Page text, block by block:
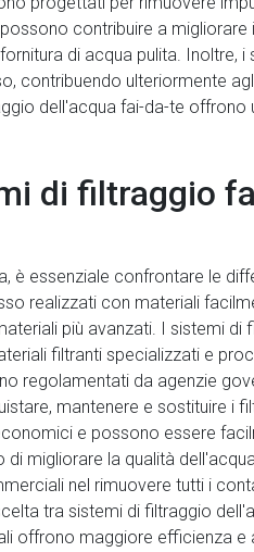
contribuire a
di acqua pulita. Inoltre,
contribuendo ulteriormente
dell'acqua fai-da-te
di filtraggio
è essenziale confrontare le
realizzati con materiali
più avanzati. I sistemi
filtranti specializzati e
regolamentati da agenzie
mantenere e sostituire i
e possono essere
migliorare la qualità
nel rimuovere tutti i
tra sistemi di filtraggio
offrono maggiore efficienza